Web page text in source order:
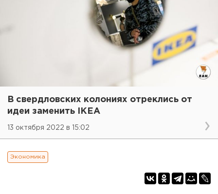
В свердловских колониях отреклись от
идеи заменить IKЕА
13 октября 2022 в 15:02
Экономика